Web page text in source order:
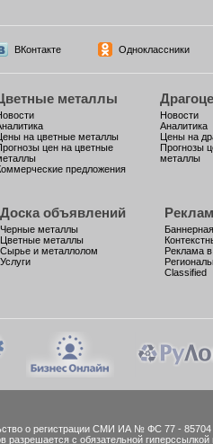
ВКонтакте Одноклассники
металлы
на цветные металлы
цен на цветные
предложения
Новости
Аналитика
Цены на
Прогнозы
металлы
Доска объявлений
Черные металлы
Цветные металлы
Сырье и металлолом
Услуги
Реклама
Classified
о регистрации СМИ ИА № ФС 77 - 85704
разрешается с обязательной гиперссылкой